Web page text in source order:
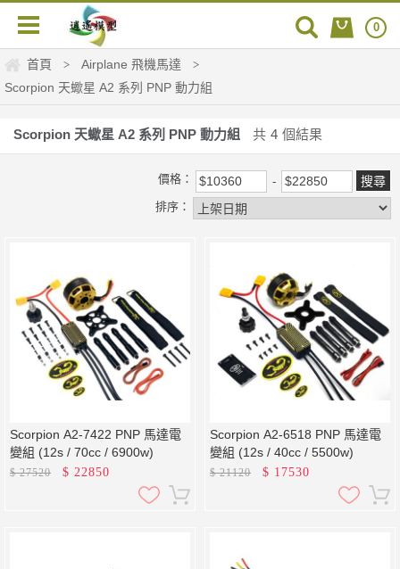
0
首頁 > Airplane 飛機馬達 >
Scorpion 天蠍星 A2 系列 PNP 動力組
Scorpion 天蠍星 A2 系列 PNP 動力組 共 4 個結果
價格：
排序：
Scorpion A2-7422 PNP 馬達電
變組 (12s / 70cc / 6900w)
$27520 $ 22850
Scorpion A2-6518 PNP 馬達電
變組 (12s / 40cc / 5500w)
$21120 $ 17530